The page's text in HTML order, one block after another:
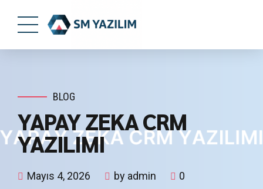
BLOG
YAPAY ZEKA CRM
YAZILIMI
Mayıs 4, 2026 by admin 0